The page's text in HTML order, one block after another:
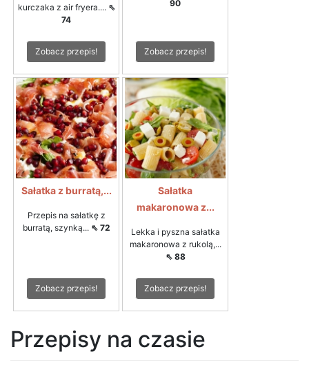
kurczaka z air fryera.... ⇖
74
Zobacz przepis!
90
Zobacz przepis!
Sałatka z burratą,...
Przepis na sałatkę z
burratą, szynką... ⇖ 72
Zobacz przepis!
Sałatka
makaronowa z...
Lekka i pyszna sałatka
makaronowa z rukolą,...
⇖ 88
Zobacz przepis!
Przepisy na czasie